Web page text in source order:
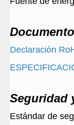
Declaración
Seguridad
Estándar de